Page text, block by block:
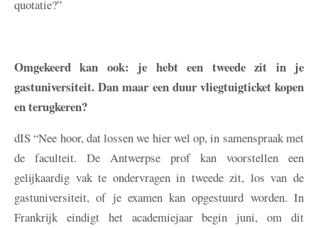
quotatie?”
Omgekeerd kan ook: je hebt een tweede zit in je
gastuniversiteit. Dan maar een duur vliegtuigticket kopen
en terugkeren?
dIS “Nee hoor, dat lossen we hier wel op, in samenspraak met
de faculteit. De Antwerpse prof kan voorstellen een
gelijkaardig vak te ondervragen in tweede zit, los van de
gastuniversiteit, of je examen kan opgestuurd worden. In
Frankrijk eindigt het academiejaar begin juni, om dit